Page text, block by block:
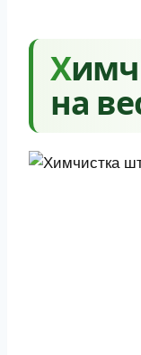
Химчистка штор
на